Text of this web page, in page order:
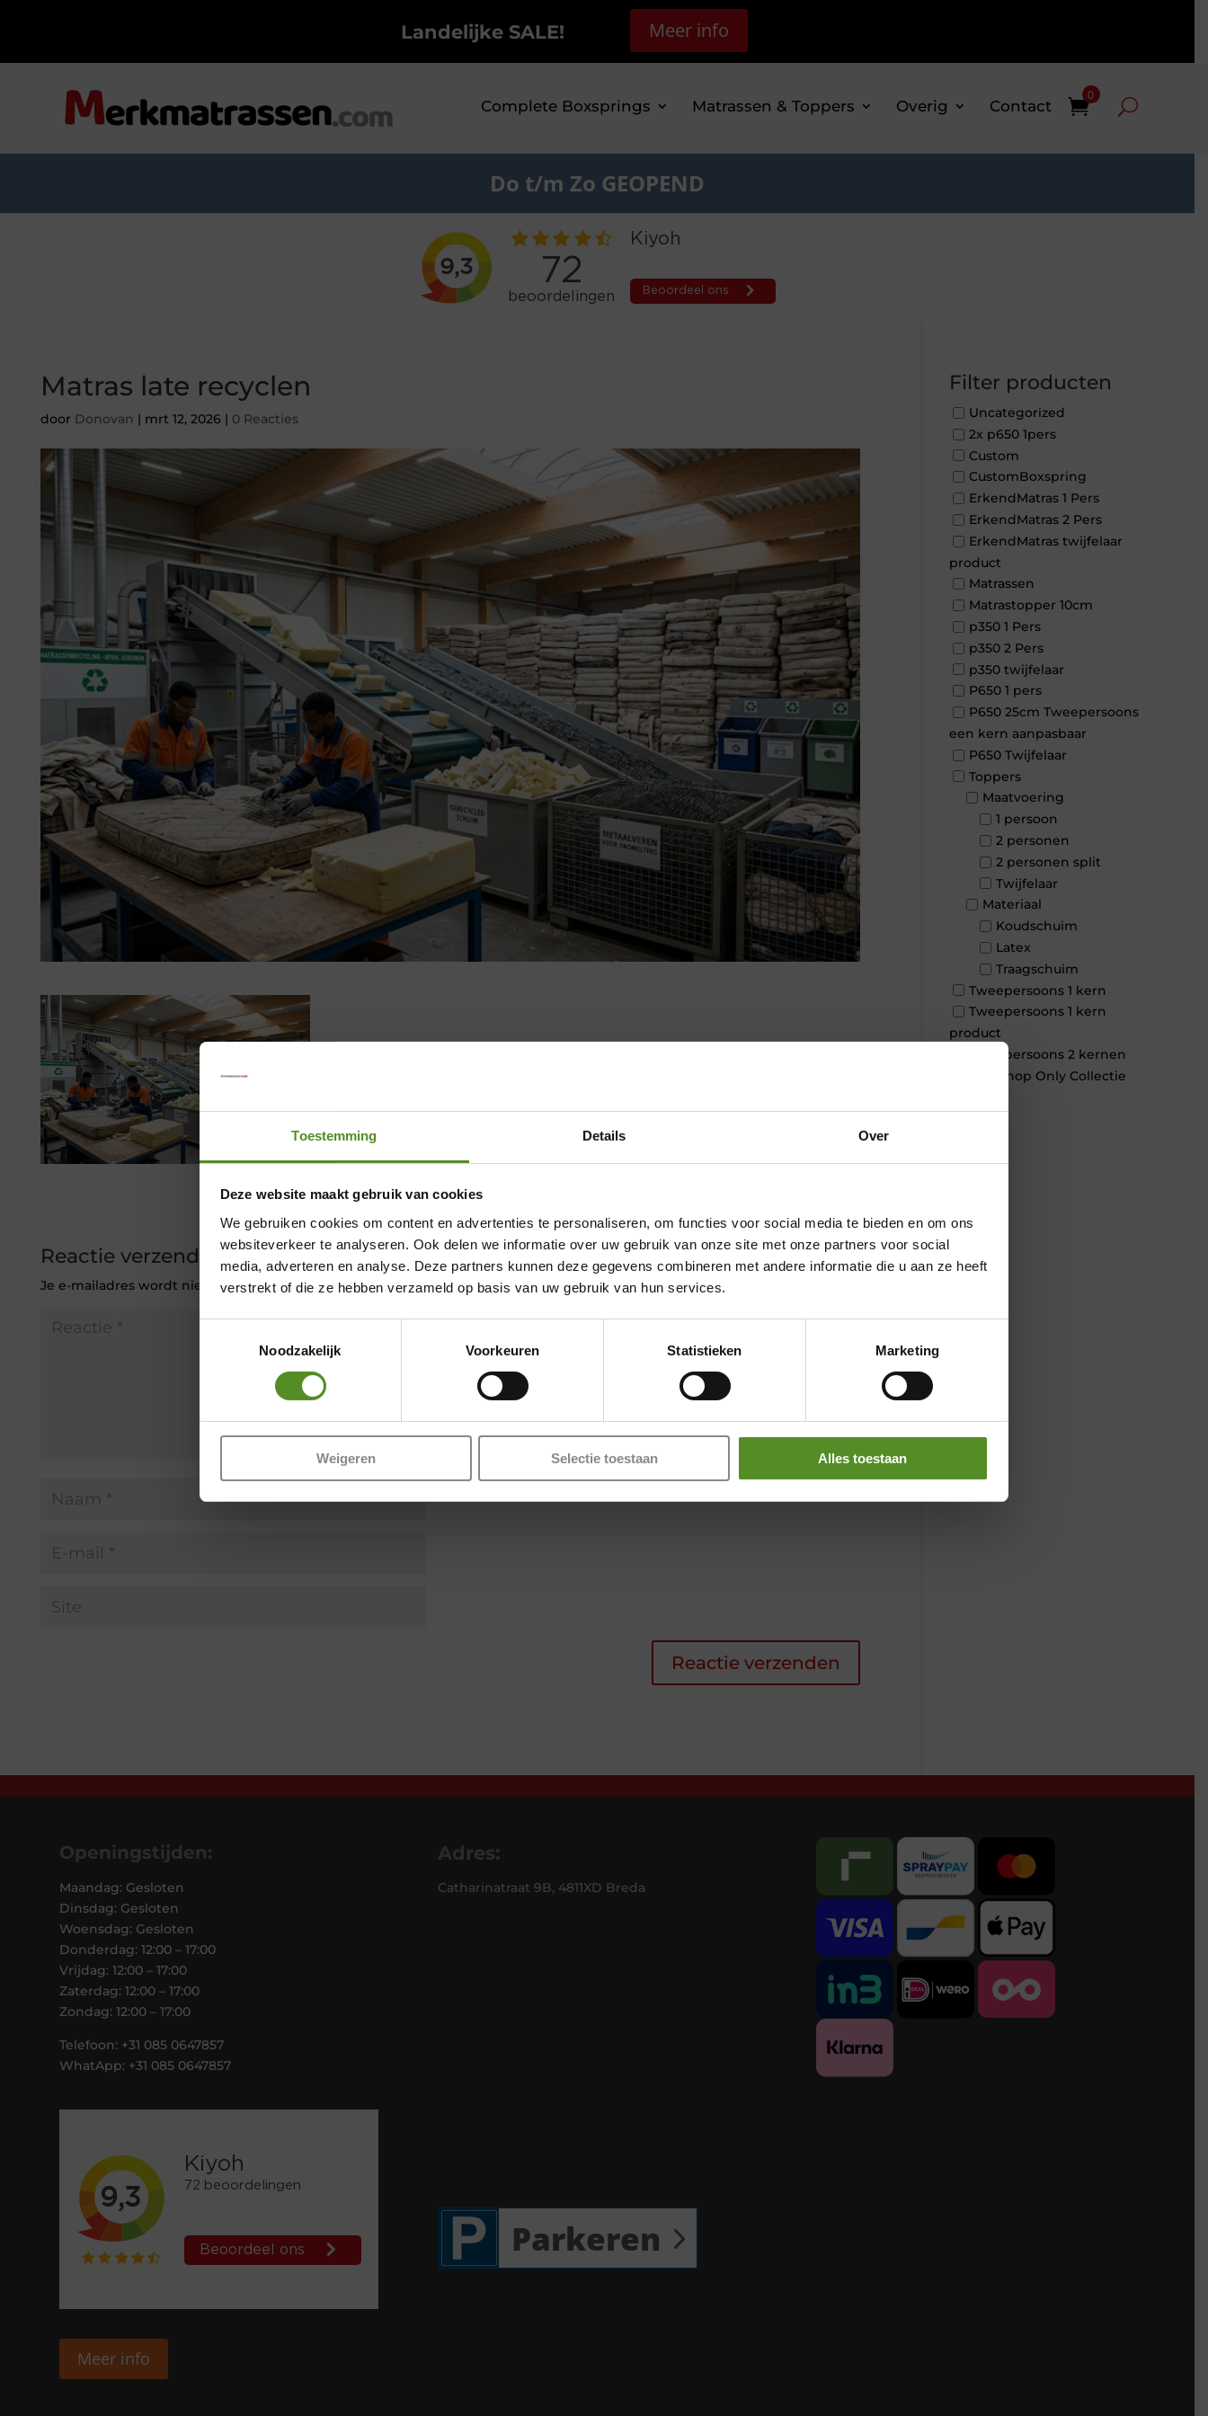
Toestemming Details Over
Deze website maakt gebruik van cookies
We gebruiken cookies om content en advertenties te personaliseren, om functies voor social media te bieden en om ons
websiteverkeer te analyseren. Ook delen we informatie over uw gebruik van onze site met onze partners voor social
media, adverteren en analyse. Deze partners kunnen deze gegevens combineren met andere informatie die u aan ze heeft
verstrekt of die ze hebben verzameld op basis van uw gebruik van hun services.
Noodzakelijk
Voorkeuren Statistieken Marketing
Weigeren Selectie toestaan Alles toestaan
Landelijke SALE! Meer info
Complete Boxsprings Matrassen & Toppers Overig Contact
0
Do t/m Zo GEOPEND
Matras late recyclen
door Donovan | mrt 12, 2026 | 0 Reacties
Reactie verzenden
Je e-mailadres wordt niet gepubliceerd. Vereiste velden zijn gemarkeerd met*
Filter producten
Uncategorized
2x p650 1pers
Custom
CustomBoxspring
ErkendMatras 1 Pers
ErkendMatras 2 Pers
ErkendMatras twijfelaar
product
Matrassen
Matrastopper 10cm
p350 1 Pers
p350 2 Pers
p350 twijfelaar
P650 1 pers
P650 25cm Tweepersoons
een kern aanpasbaar
P650 Twijfelaar
Toppers
Maatvoering
1 persoon
2 personen
2 personen split
Twijfelaar
Materiaal
Koudschuim
Latex
Traagschuim
Tweepersoons 1 kern
Tweepersoons 1 kern
product
Tweepersoons 2 kernen
Webshop Only Collectie
Openingstijden:
Maandag: Gesloten
Dinsdag: Gesloten
Woensdag: Gesloten
Donderdag: 12:00 – 17:00
Vrijdag: 12:00 – 17:00
Zaterdag: 12:00 – 17:00
Zondag: 12:00 – 17:00
Telefoon: +31 085 0647857
WhatApp: +31 085 0647857
Meer info
Adres:
Catharinatraat 9B, 4811XD Breda
Parkeren
Showroom Breda
Vrijdag 12:00 – 17:00
Zaterdag 12:00 – 17:00
Zondag 12:00 – 17:00